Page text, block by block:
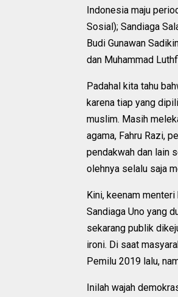
Indonesia maju
Sosial); Sandiaga
Budi Gunawan
dan Muhammad
Padahal kita tahu
karena tiap yang
muslim. Masih
agama, Fahru Razi,
pendakwah dan lain
olehnya selalu saja
Kini, keenam
Sandiaga Uno yang
sekarang publik
ironi. Di saat
Pemilu 2019 lalu,
Inilah wajah